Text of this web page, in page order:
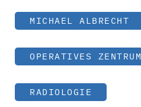
MICHAEL ALBRECHT
OPERATIVES ZENTRUM
RADIOLOGIE